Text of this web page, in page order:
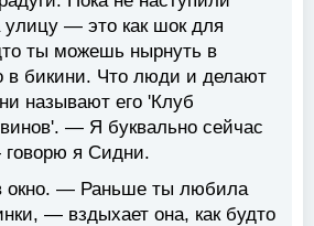
— это как шок для
ты можешь нырнуть в
в бикини. Что люди и делают
называют его 'Клуб
— Я буквально сейчас
говорю я Сидни.
окно. — Раньше ты любила
— вздыхает она, как будто